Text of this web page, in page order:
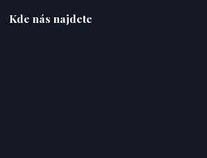
Kde nás najdete